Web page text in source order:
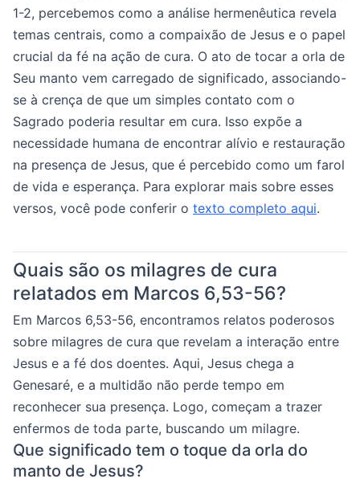
1-2, percebemos como a análise hermenêutica revela
temas centrais, como a compaixão de Jesus e o papel
crucial da fé na ação de cura. O ato de tocar a orla de
Seu manto vem carregado de significado, associando-
se à crença de que um simples contato com o
Sagrado poderia resultar em cura. Isso expõe a
necessidade humana de encontrar alívio e restauração
na presença de Jesus, que é percebido como um farol
de vida e esperança. Para explorar mais sobre esses
versos, você pode conferir o texto completo aqui.
Quais são os milagres de cura
relatados em Marcos 6,53-56?
Em Marcos 6,53-56, encontramos relatos poderosos
sobre milagres de cura que revelam a interação entre
Jesus e a fé dos doentes. Aqui, Jesus chega a
Genesaré, e a multidão não perde tempo em
reconhecer sua presença. Logo, começam a trazer
enfermos de toda parte, buscando um milagre.
Que significado tem o toque da orla do
manto de Jesus?